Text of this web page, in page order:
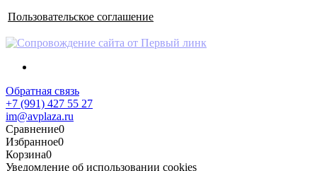
Пользовательское соглашение
Обратная связь
+7 (991) 427 55 27
im@avplaza.ru
Сравнение0
Избранное0
Корзина0
Уведомление об использовании cookies